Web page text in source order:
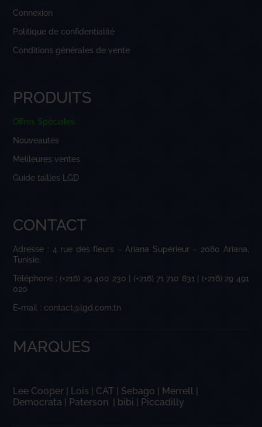
Connexion
Politique de confidentialité
Conditions générales de vente
PRODUITS
Offres Spéciales
Nouveautés
Meilleures ventes
Guide tailles LGD
CONTACT
Adresse : 4 rue des fleurs – Ariana Supérieur – 2080 Ariana,
Tunisie.
Téléphone : (+216) 29 400 230 | (+216) 71 710 831 | (+216) 29 491
020
E-mail : contact@lgd.com.tn
MARQUES
Lee Cooper | Lois | CAT | Sebago | Merrell |
Democrata | Paterson | bibi | Piccadilly